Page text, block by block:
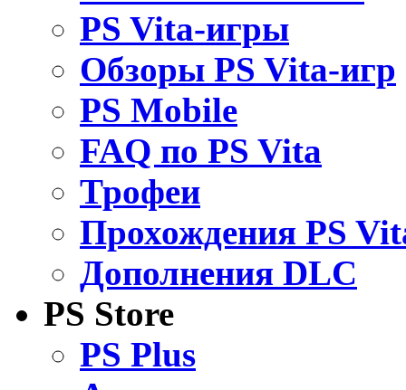
PS Vita-игры
Обзоры PS Vita-игр
PS Mobile
FAQ по PS Vita
Трофеи
Прохождения PS
Дополнения DLC
PS Store
PS Plus